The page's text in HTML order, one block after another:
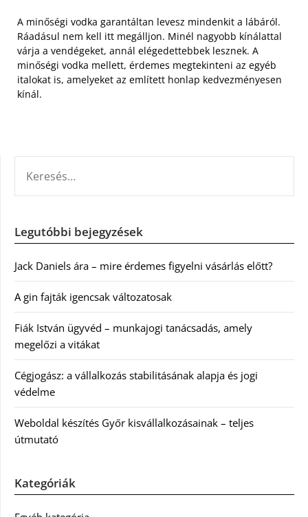
A minőségi vodka garantáltan levesz mindenkit a lábáról.
Ráadásul nem kell itt megálljon. Minél nagyobb kínálattal
várja a vendégeket, annál elégedettebbek lesznek. A
minőségi vodka mellett, érdemes megtekinteni az egyéb
italokat is, amelyeket az említett honlap kedvezményesen
kínál.
Legutóbbi bejegyzések
Jack Daniels ára – mire érdemes figyelni vásárlás előtt?
A gin fajták igencsak változatosak
Fiák István ügyvéd – munkajogi tanácsadás, amely
megelőzi a vitákat
Cégjogász: a vállalkozás stabilitásának alapja és jogi
védelme
Weboldal készítés Győr kisvállalkozásainak – teljes
útmutató
Kategóriák